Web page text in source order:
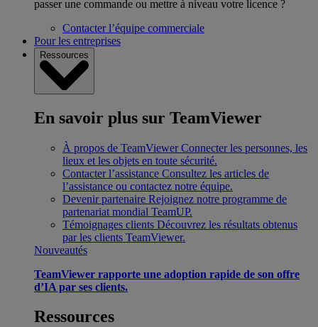
passer une commande ou mettre à niveau votre licence ?
Contacter l’équipe commerciale
Pour les entreprises
Ressources
En savoir plus sur TeamViewer
À propos de TeamViewer Connecter les personnes, les
lieux et les objets en toute sécurité.
Contacter l’assistance Consultez les articles de
l’assistance ou contactez notre équipe.
Devenir partenaire Rejoignez notre programme de
partenariat mondial TeamUP.
Témoignages clients Découvrez les résultats obtenus
par les clients TeamViewer.
Nouveautés
TeamViewer rapporte une adoption rapide de son offre
d’IA par ses clients.
Ressources